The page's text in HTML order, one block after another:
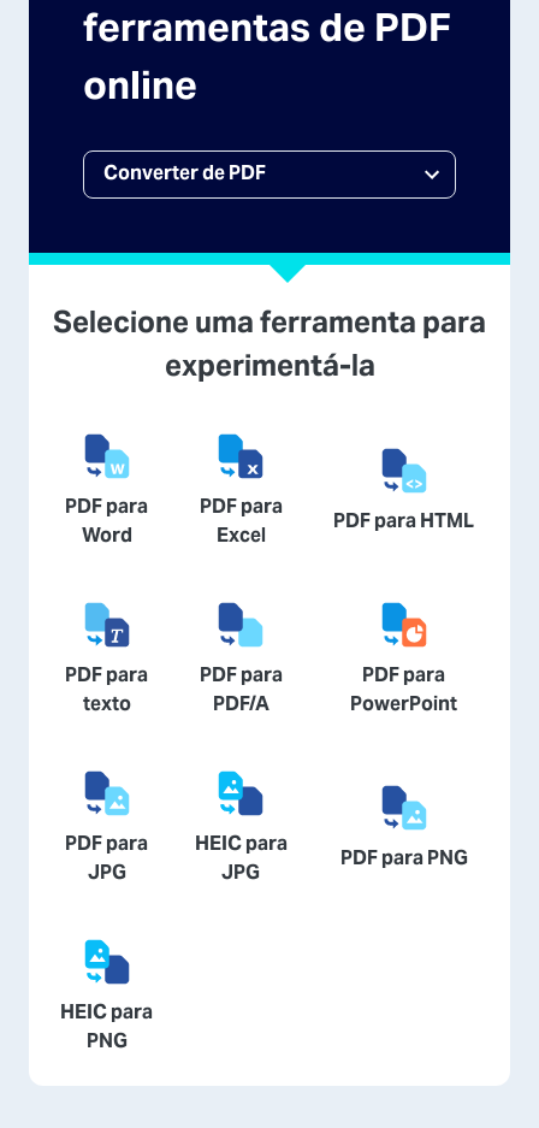
ferramentas de PDF
online
Selecione uma ferramenta para
experimentá-la
PDF para
Word
PDF para
Excel
PDF para HTML
PDF para
texto
PDF para
PDF/A
PDF para
PowerPoint
PDF para
JPG
HEIC para
JPG
PDF para PNG
HEIC para
PNG